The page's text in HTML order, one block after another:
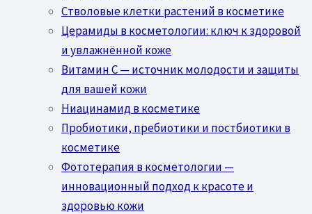
Стволовые клетки растений в косметике
Церамиды в косметологии: ключ к здоровой
и увлажнённой коже
Витамин C — источник молодости и защиты
для вашей кожи
Ниацинамид в косметике
Пробиотики, пребиотики и постбиотики в
косметике
Фототерапия в косметологии —
инновационный подход к красоте и
здоровью кожи